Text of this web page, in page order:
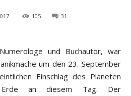
105 31
und Buchautor, war
um den 23. September
Einschlag des Planeten
an diesem Tag. Der